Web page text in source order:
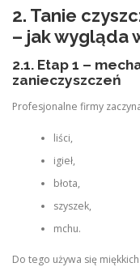
2. Tanie
– jak wygląda
2.1. Etap 1 –
zanieczyszczeń
Profesjonalne firmy
liści,
igieł,
błota,
szyszek,
mchu.
Do tego używa się